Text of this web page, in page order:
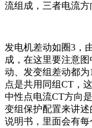
流组成，三者电流方
发电机差动如圈3，
成，在这里要注意
动、发变组差动都
点是共用同组CT，
中性点电流CT方向
变组保护配置来讲
说明书，里面会有